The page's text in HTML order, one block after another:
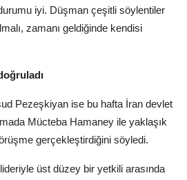
iyi. Düşman çeşitli söylentiler
zamanı geldiğinde kendisi
Pezeşkiyan ise bu hafta İran devlet
Mücteba Hamaney ile yaklaşık
gerçekleştirdiğini söyledi.
üst düzey bir yetkili arasında